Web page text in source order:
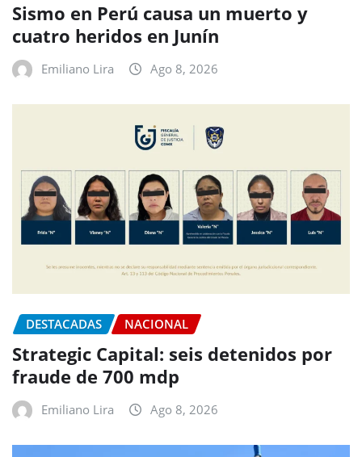
Sismo en Perú causa un muerto y
cuatro heridos en Junín
Emiliano Lira Ago 8, 2026
DESTACADAS NACIONAL
Strategic Capital: seis detenidos por
fraude de 700 mdp
Emiliano Lira Ago 8, 2026